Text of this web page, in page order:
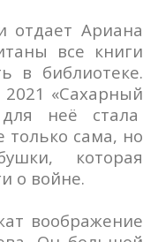
отдает Ариана
все книги
в библиотеке.
«Сахарный
неё стала
только сама, но
которая
о войне.
воображение